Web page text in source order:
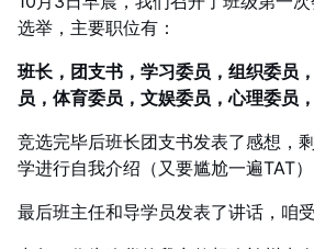
选举，主要职位有：
班长，团支书，学习委员，组织委员
员，体育委员，文娱委员，心理委员
竞选完毕后班长团支书发表了感想，
学进行自我介绍（又要尴尬一遍TAT）
最后班主任和导学员发表了讲话，咱